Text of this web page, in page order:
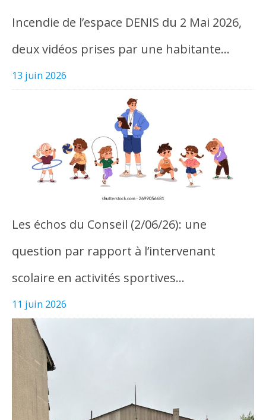
Incendie de l’espace DENIS du 2 Mai 2026,
deux vidéos prises par une habitante…
13 juin 2026
Les échos du Conseil (2/06/26): une
question par rapport à l’intervenant
scolaire en activités sportives…
11 juin 2026